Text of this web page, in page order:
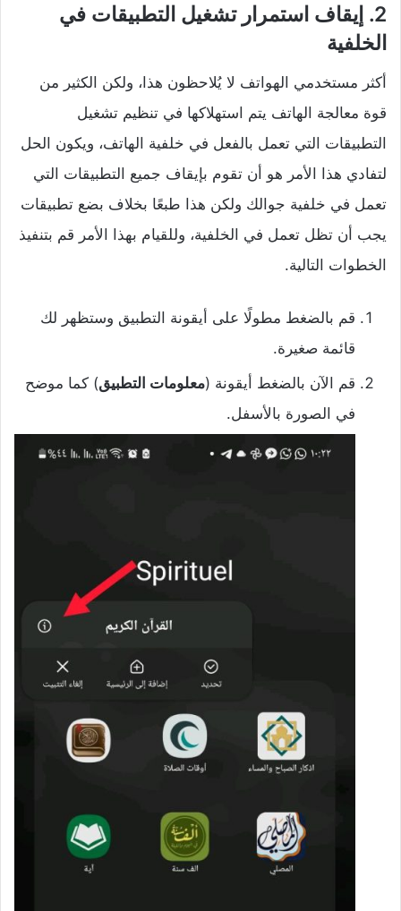
2. إيقاف استمرار تشغيل التطبيقات في
الخلفية
أكثر مستخدمي الهواتف لا يُلاحظون هذا، ولكن الكثير من
قوة معالجة الهاتف يتم استهلاكها في تنظيم تشغيل
التطبيقات التي تعمل بالفعل في خلفية الهاتف، ويكون الحل
لتفادي هذا الأمر هو أن تقوم بإيقاف جميع التطبيقات التي
تعمل في خلفية جوالك ولكن هذا طبعًا بخلاف بضع تطبيقات
يجب أن تظل تعمل في الخلفية، وللقيام بهذا الأمر قم بتنفيذ
الخطوات التالية.
قم بالضغط مطولًا على أيقونة التطبيق وستظهر لك
قائمة صغيرة.
قم الآن بالضغط أيقونة (معلومات التطبيق) كما موضح
في الصورة بالأسفل.